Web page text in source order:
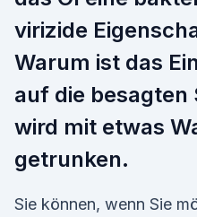
virizide
Warum ist das
auf die besagten
wird mit etwas
getrunken.
Sie können, wenn Sie